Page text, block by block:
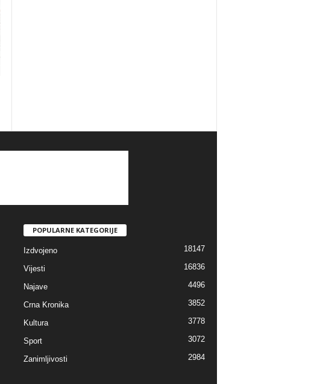
POPULARNE KATEGORIJE
Izdvojeno 18147
Vijesti 16836
Najave 4496
Crna Kronika 3852
Kultura 3778
Sport 3072
Zanimljivosti 2984